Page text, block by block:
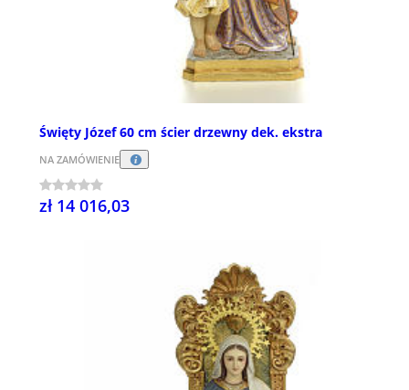
Święty Józef 60 cm ścier drzewny dek. ekstra
NA ZAMÓWIENIE
zł 14 016,03